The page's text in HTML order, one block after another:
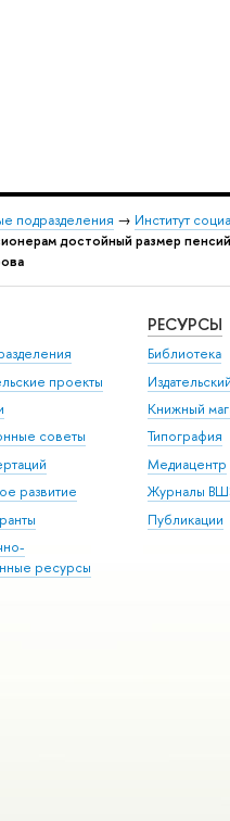
подразделения → Институт
достойный размер
проекты
советы
развитие
ресурсы
РЕСУРСЫ
Библиотека
Книжный
Типография
Медиацентр
Журналы
Публикации